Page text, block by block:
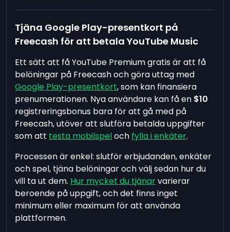
Tjäna Google Play-presentkort på
Freecash för att betala YouTube Music
Ett sätt att få YouTube Premium gratis är att få
belöningar på Freecash och göra uttag med
Google Play-presentkort, som kan finansiera
prenumerationen. Nya användare kan få en $10
registreringsbonus bara för att gå med på
Freecash, utöver att slutföra betalda uppgifter
som att testa mobilspeloch fylla i enkäter.
Processen är enkel: slutför erbjudanden, enkäter
och spel, tjäna belöningar och välj sedan hur du
vill ta ut dem. Hur mycket du tjänarvarierar
beroende på uppgift, och det finns inget
minimum eller maximum för att använda
plattformen.